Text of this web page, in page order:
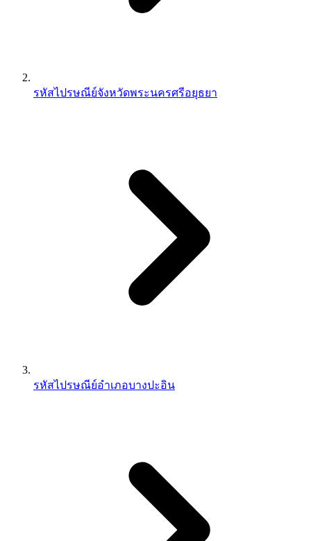
รหัสไปรษณีย์จังหวัดพระนครศรีอยุธยา
รหัสไปรษณีย์อำเภอบางปะอิน